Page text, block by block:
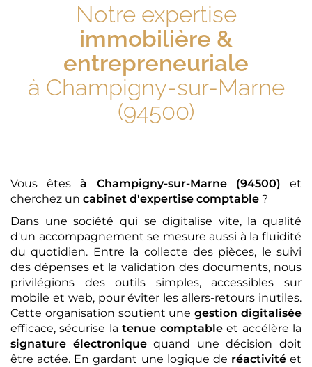
Notre expertise
immobilière &
entrepreneuriale
à Champigny-sur-Marne
(94500)
Vous êtesà Champigny-sur-Marne (94500) et
cherchez un cabinet d'expertise comptable ?
Dans une société qui se digitalise vite, la qualité
d'un accompagnement se mesure aussi à la fluidité
du quotidien. Entre la collecte des pièces, le suivi
des dépenses et la validation des documents, nous
privilégions des outils simples, accessibles sur
mobile et web, pour éviter les allers-retours inutiles.
Cette organisation soutient unegestion digitalisée
efficace, sécurise latenue comptableet accélère la
signature électroniquequand une décision doit
être actée. En gardant une logique de réactivitéet